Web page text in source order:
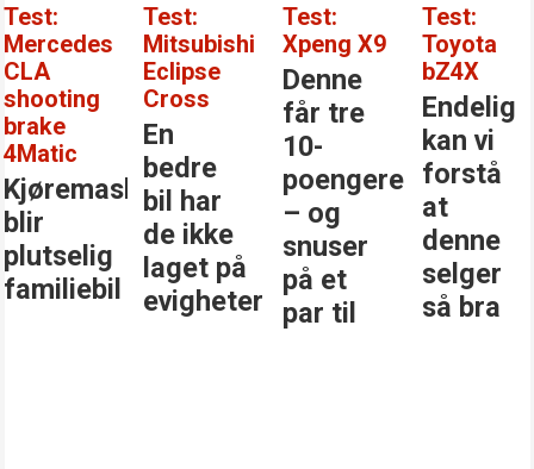
Test:
Mercedes
CLA
shooting
brake
4Matic
Kjøremaskinen
blir
plutselig
familiebil
Test:
Mitsubishi
Eclipse
Cross
En
bedre
bil har
de ikke
laget på
evigheter
Test:
Xpeng X9
Denne
får tre
10-
poengere
– og
snuser
på et
par til
Test:
Toyota
bZ4X
Endelig
kan vi
forstå
at
denne
selger
så bra